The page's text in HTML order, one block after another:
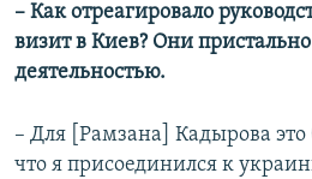
– Как отреагировало
визит в Киев? Они
деятельностью.
– Для [Рамзана] Кадырова
что я присоединился к